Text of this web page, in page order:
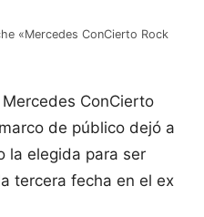
«Mercedes ConCierto Rock
ConCierto
de público dejó a
la elegida para ser
tercera fecha en el ex